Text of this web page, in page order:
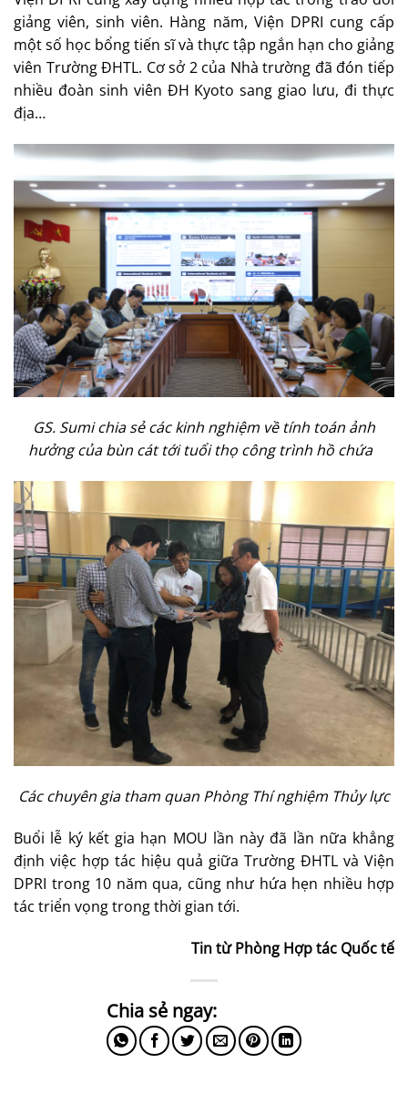
giảng viên, sinh viên. Hàng năm, Viện DPRI cung cấp
một số học bổng tiến sĩ và thực tập ngắn hạn cho giảng
viên Trường ĐHTL. Cơ sở 2 của Nhà trường đã đón tiếp
nhiều đoàn sinh viên ĐH Kyoto sang giao lưu, đi thực
địa…
GS. Sumi chia sẻ các kinh nghiệm về tính toán ảnh
hưởng của bùn cát tới tuổi thọ công trình hồ chứa
Các chuyên gia tham quan Phòng Thí nghiệm Thủy lực
Buổi lễ ký kết gia hạn MOU lần này đã lần nữa khẳng
định việc hợp tác hiệu quả giữa Trường ĐHTL và Viện
DPRI trong 10 năm qua, cũng như hứa hẹn nhiều hợp
tác triển vọng trong thời gian tới.
Tin từ Phòng Hợp tác Quốc tế